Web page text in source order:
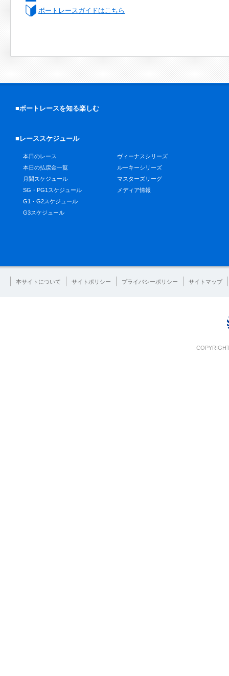
ボートレースガイドはこちら
■ボートレースを知る楽しむ
■レーススケジュール
本日のレース
本日の払戻金一覧
月間スケジュール
SG・PG1スケジュール
G1・G2スケジュール
G3スケジュール
ヴィーナスシリーズ
ルーキーシリーズ
マスターズリーグ
メディア情報
本サイトについて サイトポリシー プライバシーポリシー サイトマップ